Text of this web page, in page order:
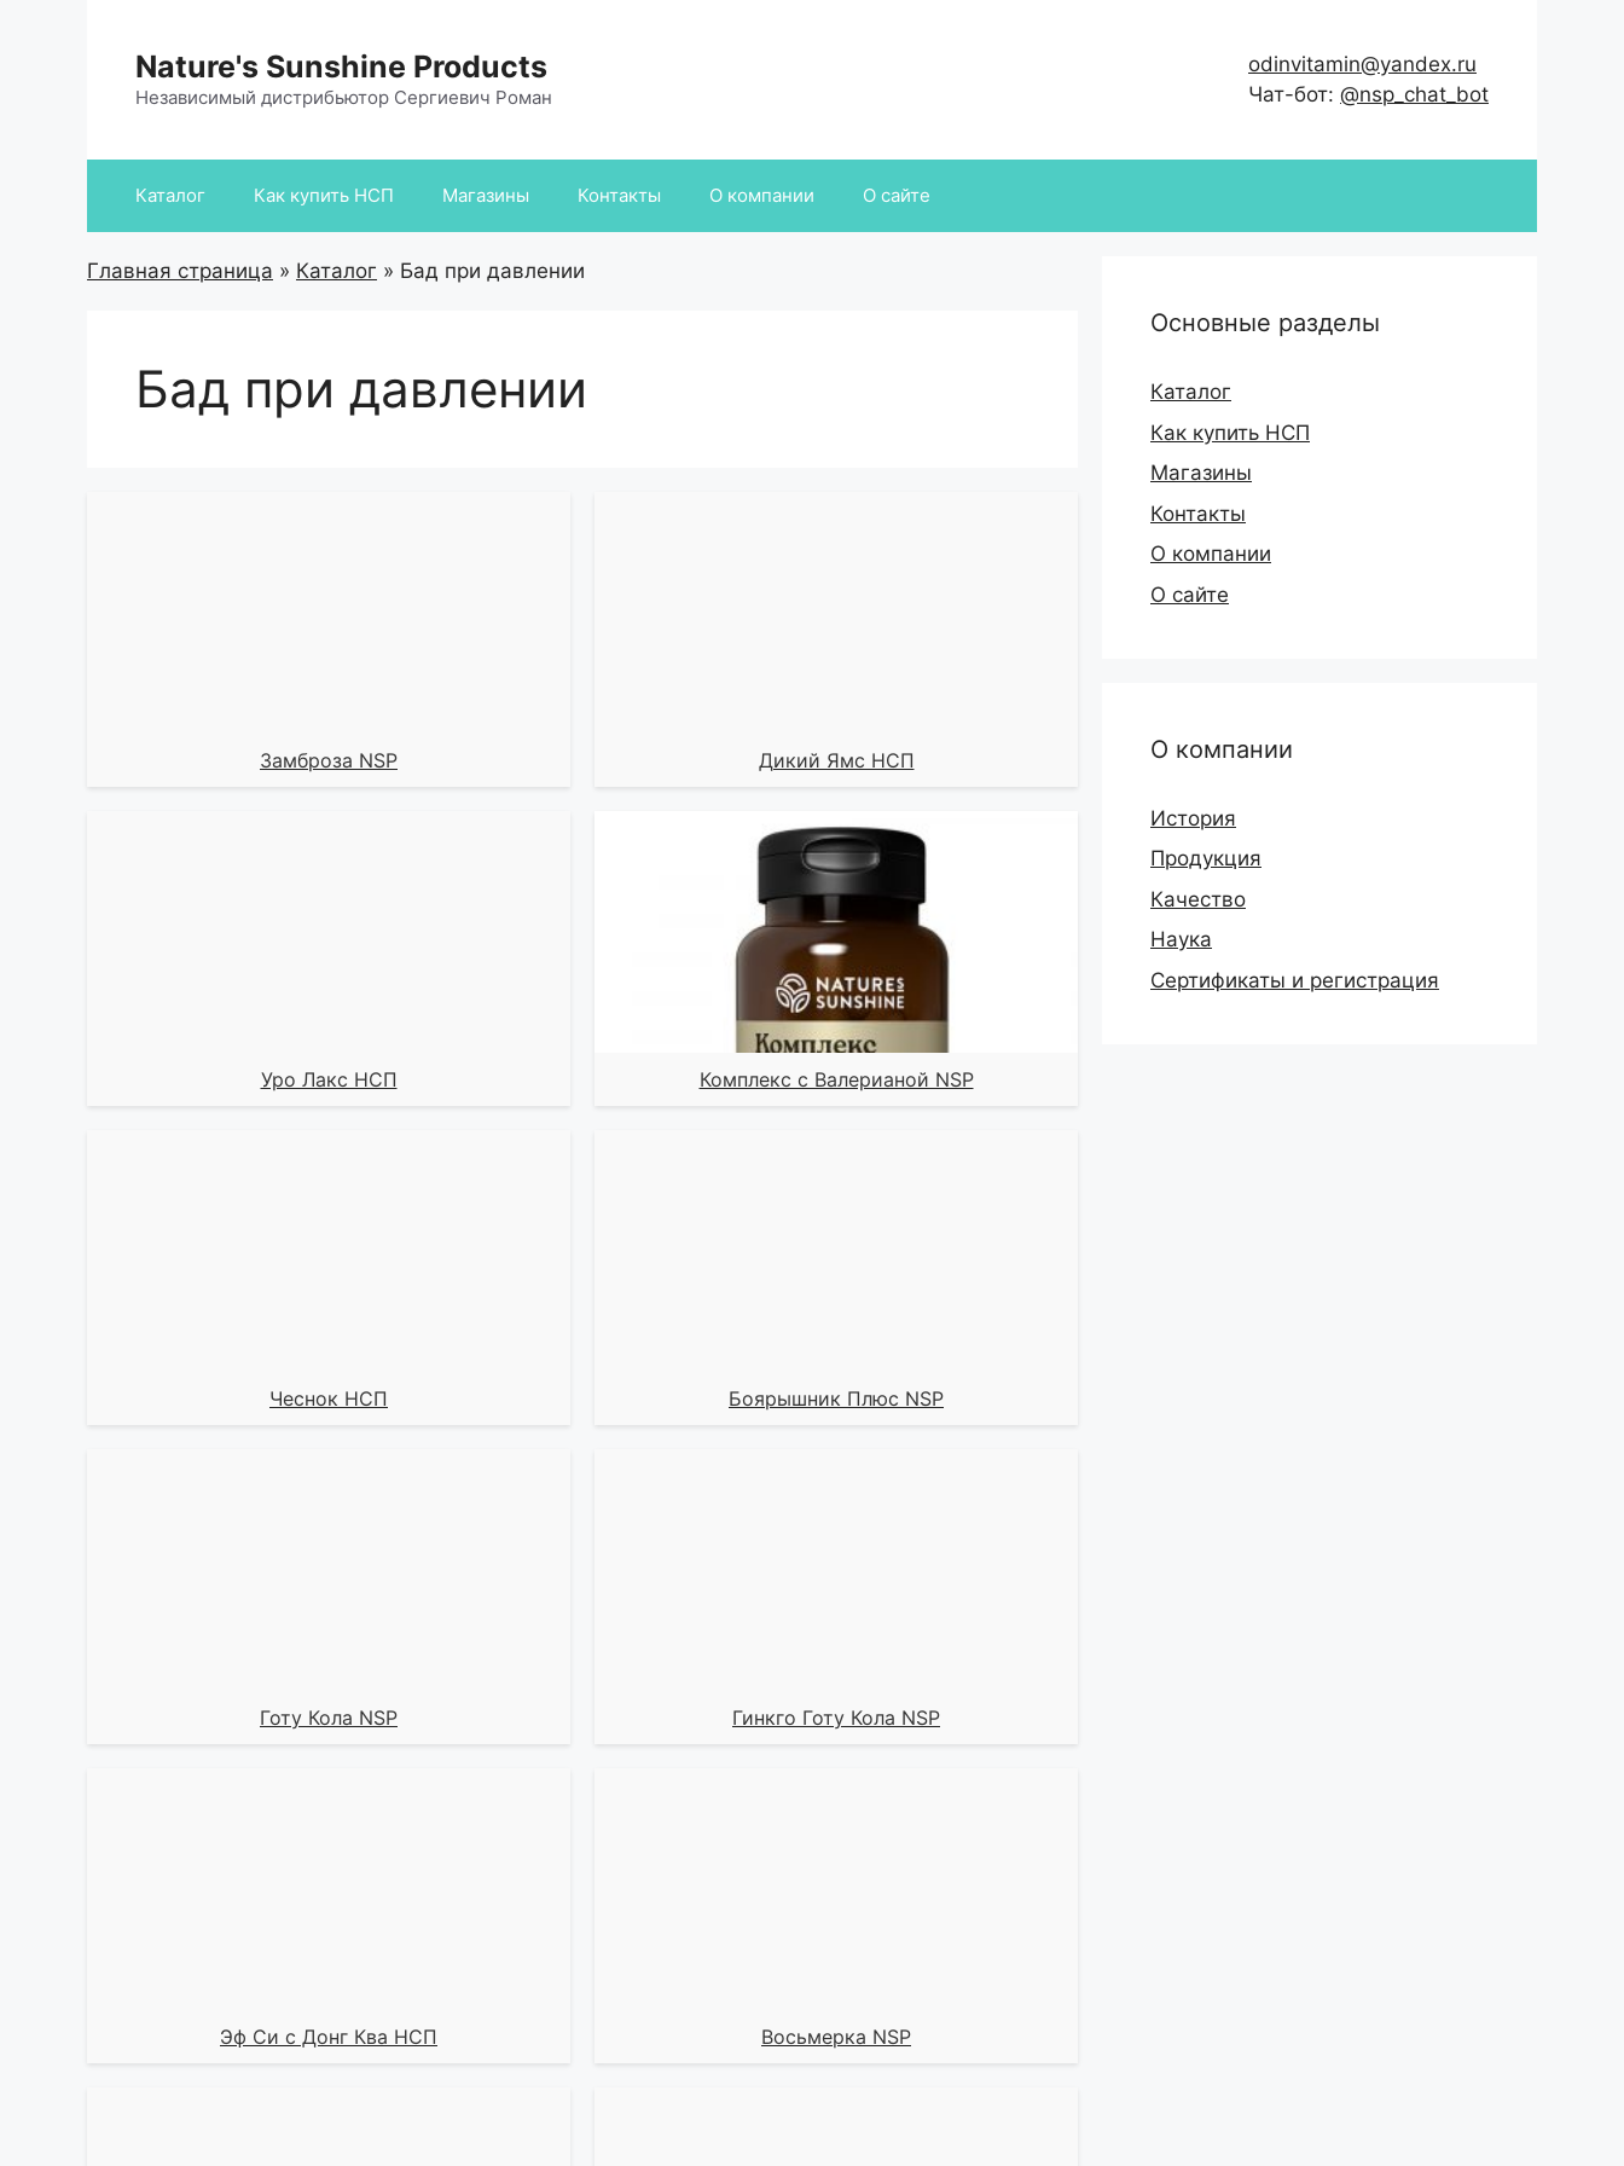
содержимомуNature's Sunshine Products
Независимый дистрибьютор Сергиевич Роман
odinvitamin@yandex.ru
Чат-бот: @nsp_chat_bot
Каталог Как купить НСП Магазины Контакты О компании О сайте
Главная страница » Каталог » Бад при давлении
Бад при давлении
Замброза NSP Дикий Ямс НСП
Уро Лакс НСП Комплекс с Валерианой NSP
Чеснок НСП Боярышник Плюс NSP
Готу Кола NSP Гинкго Готу Кола NSP
Эф Си с Донг Ква НСП Восьмерка NSP
Основные разделы
Каталог
Как купить НСП
Магазины
Контакты
О компании
О сайте
О компании
История
Продукция
Качество
Наука
Сертификаты и регистрация